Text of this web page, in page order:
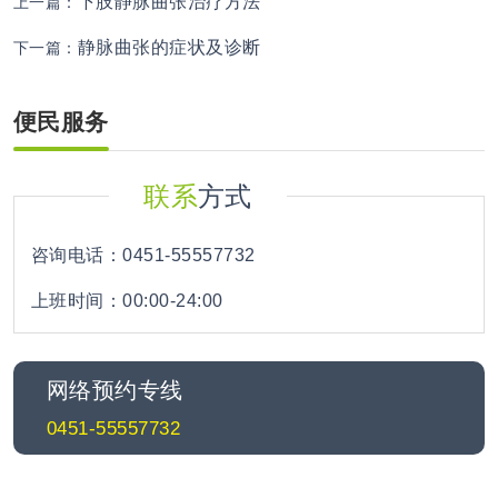
下一篇： 静脉曲张的症状及诊断
便民服务
联系方式
咨询电话：0451-55557732
上班时间：00:00-24:00
网络预约专线
0451-55557732